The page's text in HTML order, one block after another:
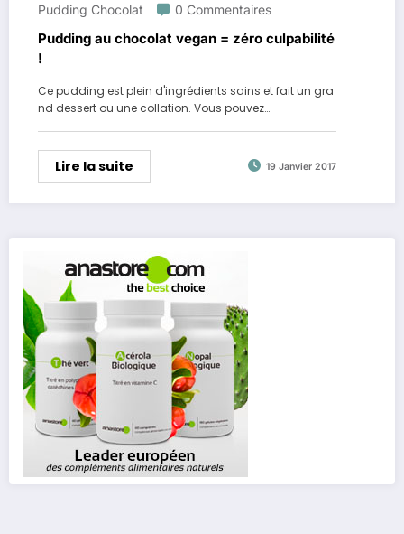
Pudding Chocolat
0 Commentaires
Pudding au chocolat vegan = zéro culpabilité
!
Ce pudding est plein d'ingrédients sains et fait un gra
nd dessert ou une collation. Vous pouvez…
Lire la suite 19 Janvier 2017